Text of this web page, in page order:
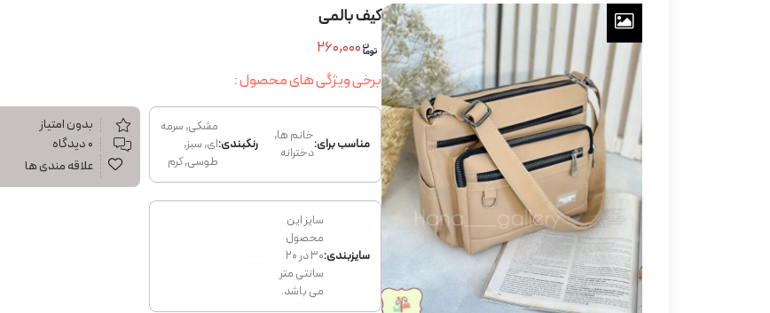
کیف بالمی
برخی ویژگی های محصول :
مناسب برای:خانم ها,
دخترانه
رنگبندی:
مشکی, سرمه
ای, سبز,
طوسی, کرم
سایزبندی:
سایز این
محصول
۳۰ در ۲۰
سانتی متر
می باشد.
بدون امتیاز
۰ دیدگاه
علاقه مندی ها